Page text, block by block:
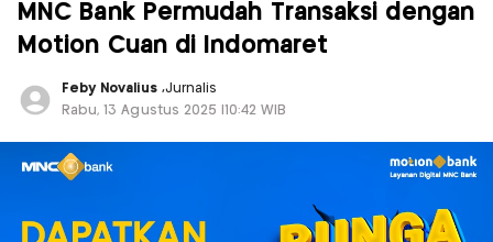
MNC Bank Permudah Transaksi dengan
Motion Cuan di Indomaret
Feby Novalius ,Jurnalis
Rabu, 13 Agustus 2025 |10:42 WIB